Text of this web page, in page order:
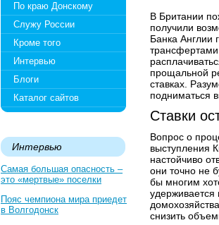
По краю Донскому
Служу России
Кроме того
Интервью
Блоги
Каталог сайтов
Интервью
Самая большая опасность –
это «мертвые» поселки
Пояс чемпиона мира приедет
в Волгодонск
В Британии
получили
Банка Англии
прощальной
ставках.
подниматься
Ставки
Вопрос о
выступления
настойчиво
они точно не
бы многим
удерживается
снизить